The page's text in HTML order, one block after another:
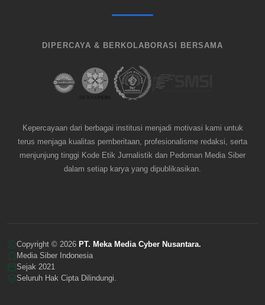
DIPERCAYA & BERKOLABORASI BERSAMA
Kepercayaan dari berbagai institusi menjadi motivasi kami untuk
terus menjaga kualitas pemberitaan, profesionalisme redaksi, serta
menjunjung tinggi Kode Etik Jurnalistik dan Pedoman Media Siber
dalam setiap karya yang dipublikasikan.
Copyright © 2026 PT. Meka Media Cyber Nusantara.
Media Siber Indonesia
Sejak 2021
Seluruh Hak Cipta Dilindungi.